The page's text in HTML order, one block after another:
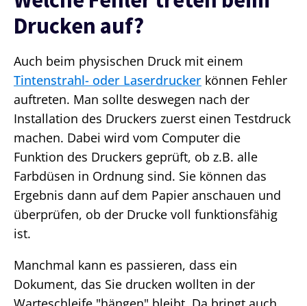
Drucken auf?
Auch beim physischen Druck mit einem
Tintenstrahl- oder Laserdrucker können Fehler
auftreten. Man sollte deswegen nach der
Installation des Druckers zuerst einen Testdruck
machen. Dabei wird vom Computer die
Funktion des Druckers geprüft, ob z.B. alle
Farbdüsen in Ordnung sind. Sie können das
Ergebnis dann auf dem Papier anschauen und
überprüfen, ob der Drucke voll funktionsfähig
ist.
Manchmal kann es passieren, dass ein
Dokument, das Sie drucken wollten in der